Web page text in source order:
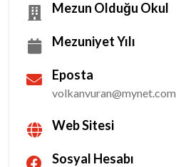
Mezun Olduğu Okul
Mezuniyet Yılı
Eposta
volkanvuran@mynet.com
Web Sitesi
Sosyal Hesabı